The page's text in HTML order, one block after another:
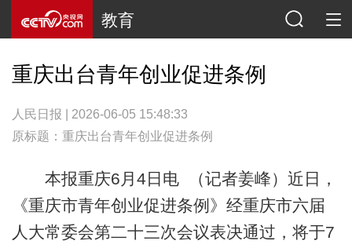
教育
重庆出台青年创业促进条例
人民日报 | 2026-06-05 15:48:33
原标题：重庆出台青年创业促进条例
本报重庆6月4日电 （记者姜峰）近日，
《重庆市青年创业促进条例》经重庆市六届
人大常委会第二十三次会议表决通过，将于7